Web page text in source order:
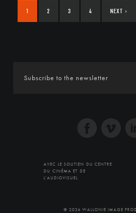
1 2 3 4 NEXT ›
AVEC LE SOUTIEN DU CENTRE
DU CINÉMA ET DE
L'AUDIOVISUEL
© 2026 WALLONIE IMAGE